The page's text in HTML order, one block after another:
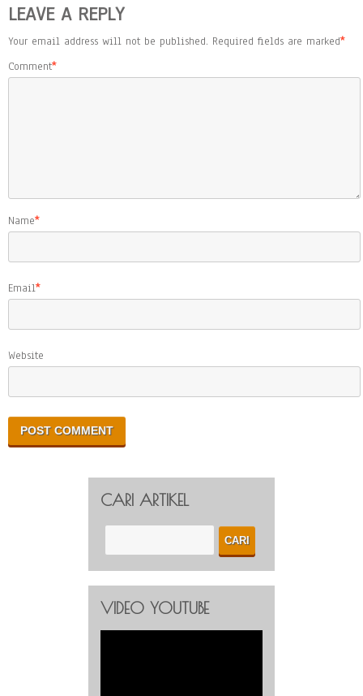
LEAVE A REPLY
Your email address will not be published. Required fields are marked*
Comment*
Name*
Email*
Website
CARI ARTIKEL
VIDEO YOUTUBE